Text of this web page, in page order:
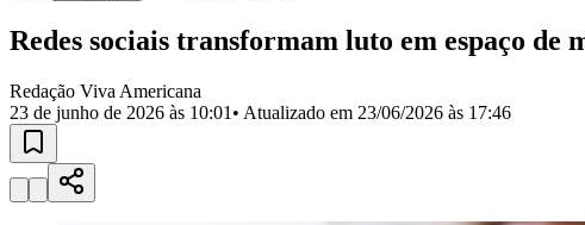
Eleições
Saúde
Cultura
Educação
Redes sociais transformam luto em espaço de
Redação Viva Americana
23 de junho de 2026 às 10:01 • Atualizado em 23/06/2026 às 17:46